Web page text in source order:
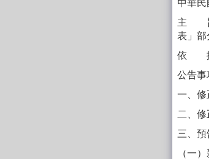
中華
主 旨
表」部
依
公告事
一、修
二、
三、預
（一